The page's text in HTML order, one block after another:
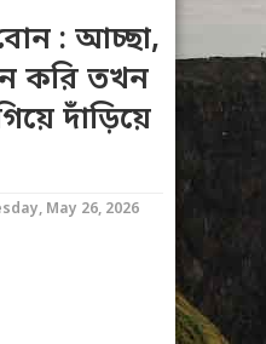
: আচ্ছা,
করি তখন
দাঁড়িয়ে
May 26, 2026